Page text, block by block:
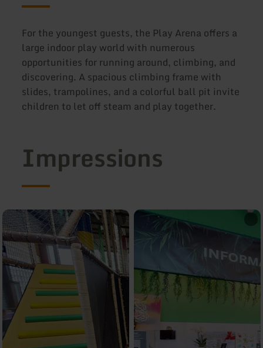
For the youngest guests, the Play Arena offers a
large indoor play world with numerous
opportunities for running around, climbing, and
discovering. A spacious climbing frame with
slides, trampolines, and a colorful ball pit invite
children to let off steam and play together.
Impressions